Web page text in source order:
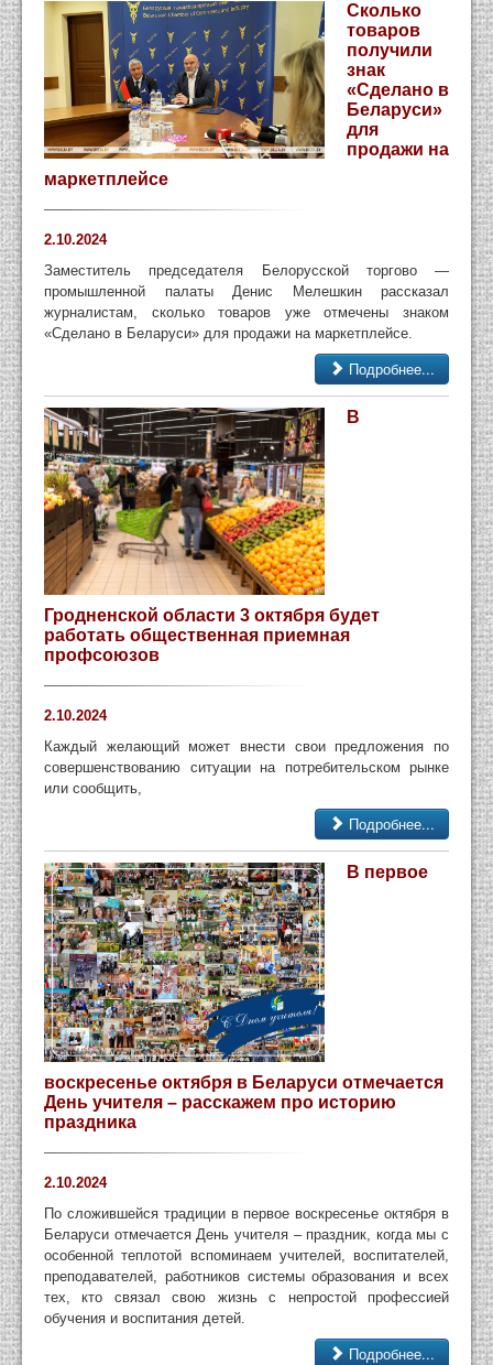
Сколько
товаров
получили
знак
«Сделано в
Беларуси»
для
продажи на
маркетплейсе
2.10.2024
Заместитель председателя Белорусской торгово —
промышленной палаты Денис Мелешкин рассказал
журналистам, сколько товаров уже отмечены знаком
«Сделано в Беларуси» для продажи на маркетплейсе.
Подробнее...
В
Гродненской области 3 октября будет
работать общественная приемная
профсоюзов
2.10.2024
Каждый желающий может внести свои предложения по
совершенствованию ситуации на потребительском рынке
или сообщить,
Подробнее...
В первое
воскресенье октября в Беларуси отмечается
День учителя – расскажем про историю
праздника
2.10.2024
По сложившейся традиции в первое воскресенье октября в
Беларуси отмечается День учителя – праздник, когда мы с
особенной теплотой вспоминаем учителей, воспитателей,
преподавателей, работников системы образования и всех
тех, кто связал свою жизнь с непростой профессией
обучения и воспитания детей.
Подробнее...